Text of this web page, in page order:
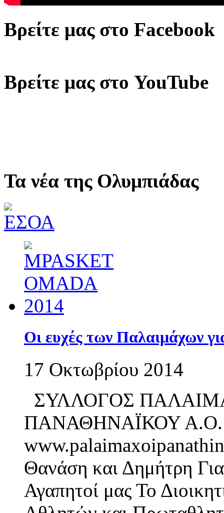
Βρείτε μας στο Facebook
Βρείτε μας στο YouTube
Τα νέα της Ολυμπιάδας
Οι ευχές των Παλαιμάχων
17 Οκτωβρίου 2014
ΣΥΛΛΟΓΟΣ
ΠΑΝΑΘΗΝΑΪΚΟΥ
Θανάση και Δημήτρη
Αγαπητοί μας Το